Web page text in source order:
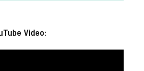
Video: